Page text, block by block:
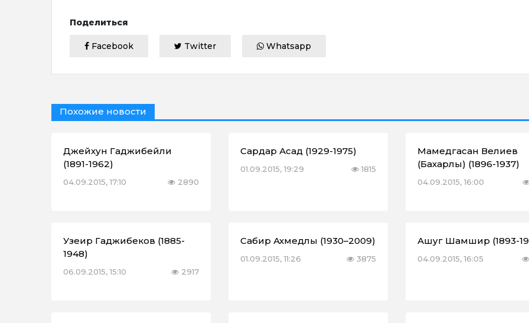
Поделиться
Facebook Twitter Whatsapp
Похожие новости
Джейхун Гаджибейли
(1891-1962)
04.09.2015, 17:10 2890
Сардар Асад (1929-1975)
01.09.2015, 19:29 1815
Мамедгасан Велиев
(Бахарлы) (1896-1937)
04.09.2015, 16:00
Узеир Гаджибеков (1885-
1948)
06.09.2015, 15:10 2917
Сабир Ахмедлы (1930–2009)
01.09.2015, 11:26 3875
Ашуг Шамшир (1893-
04.09.2015, 16:05